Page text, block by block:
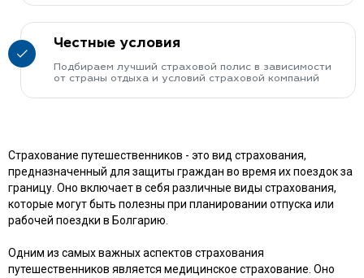
Честные условия
Подбираем лучший страховой полис в зависимости
от страны отдыха и условий страховой компаний
Страхование путешественников - это вид страхования,
предназначенный для защиты граждан во время их поездок за
границу. Оно включает в себя различные виды страхования,
которые могут быть полезны при планировании отпуска или
рабочей поездки в Болгарию.
Одним из самых важных аспектов страхования
путешественников является медицинское страхование. Оно